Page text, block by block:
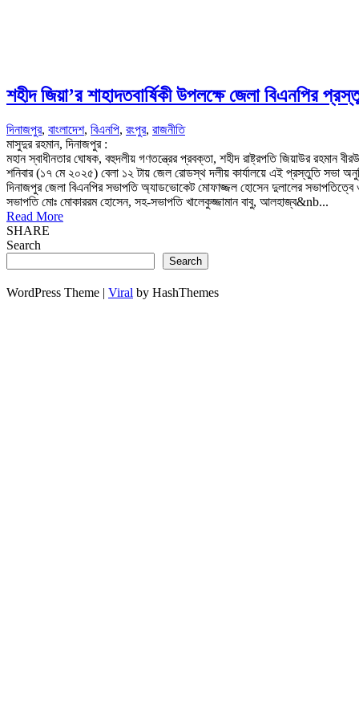
শহীদ জিয়া’র শাহাদতবার্ষিকী উপলক্ষে জেলা বিএনপির
দিনাজপুর, বাংলাদেশ, বিএনপি, রংপুর, রাজনীতি
মাসুদুর রহমান, দিনাজপুর :
মহান স্বাধীনতার ঘোষক, বহুদলীয় গণতন্ত্রের প্রবক্তা, শহীদ রাষ্ট্রপতি জিয়াউর
শনিবার (১৭ মে ২০২৫) বেলা ১২ টায় জেল রোডস্থ দলীয় কার্যালয়ে এই প্রস্তুতি সভা
দিনাজপুর জেলা বিএনপির সভাপতি অ্যাডভোকেট মোফাজ্জল হোসেন দুলালের
সভাপতি মোঃ মোকাররম হোসেন, সহ-সভাপতি খালেকুজ্জামান বাবু, আলহাজ্ব&nb...
Read More
SHARE
Search
Search
WordPress Theme | Viral by HashThemes